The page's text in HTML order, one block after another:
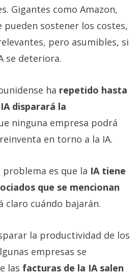
Gigantes como Amazon,
pueden sostener los costes,
pero asumibles, si
se deteriora.
ha repetido hasta
disparará la
ninguna empresa podrá
en torno a la IA.
problema es que la IA tiene
que se mencionan
claro cuándo bajarán.
la productividad de los
empresas se
las facturas de la IA salen